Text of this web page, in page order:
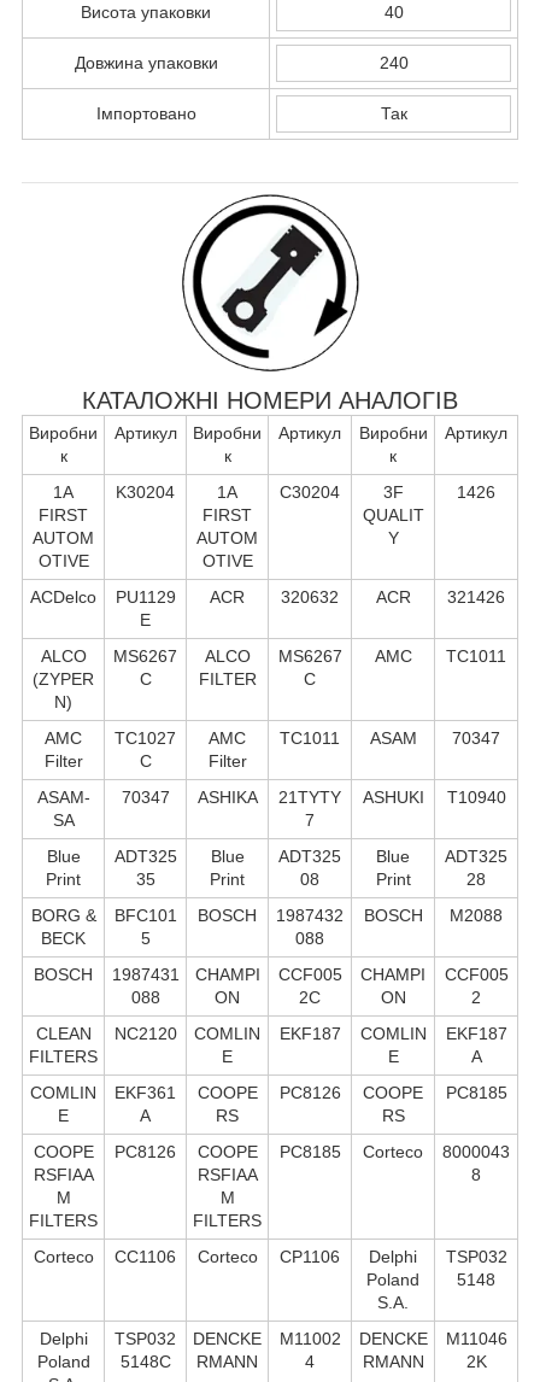
Висота упаковки 40
Довжина упаковки 240
Імпортовано Так
КАТАЛОЖНІ НОМЕРИ АНАЛОГІВ
Виробни
к
Артикул
Виробни
к
Артикул
Виробни
к
Артикул
1A
FIRST
AUTOM
OTIVE
K30204
1A
FIRST
AUTOM
OTIVE
C30204
3F
QUALIT
Y
1426
ACDelco
PU1129
E
ACR 320632 ACR 321426
ALCO
(ZYPER
N)
MS6267
C
ALCO
FILTER
MS6267
C
AMC TC1011
AMC
Filter
TC1027
C
AMC
Filter
TC1011 ASAM 70347
ASAM-
SA
70347 ASHIKA
21TYTY
7
ASHUKI T10940
Blue
Print
ADT325
35
Blue
Print
ADT325
08
Blue
Print
ADT325
28
BORG &
BECK
BFC101
5
BOSCH
1987432
088
BOSCH M2088
BOSCH
1987431
088
CHAMPI
ON
CCF005
2C
CHAMPI
ON
CCF005
2
CLEAN
FILTERS
NC2120
COMLIN
E
EKF187
COMLIN
E
EKF187
A
COMLIN
E
EKF361
A
COOPE
RS
PC8126
COOPE
RS
PC8185
COOPE
RSFIAA
M
FILTERS
PC8126
COOPE
RSFIAA
M
FILTERS
PC8185 Corteco
8000043
8
Corteco CC1106 Corteco CP1106
Delphi
Poland
S.А.
TSP032
5148
Delphi
Poland
TSP032
5148C
DENCKE
RMANN
M11002
4
DENCKE
RMANN
M11046
2K